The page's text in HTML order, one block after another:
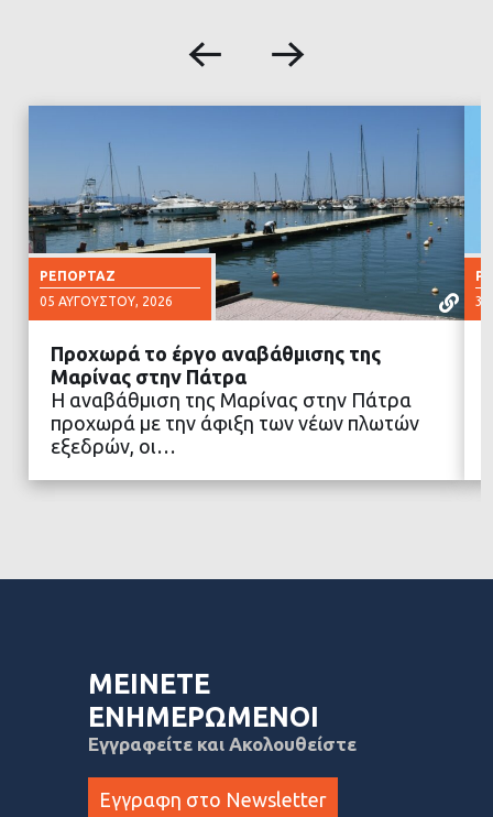
ΡΕΠΟΡΤΆΖ
05 ΑΥΓΟΎΣΤΟΥ, 2026
ΔΙΑΒΑΣΤΕ ΠΕΡΙΣΣΟΤΕΡΑ
Προχωρά το έργο αναβάθμισης της
Μαρίνας στην Πάτρα
Η αναβάθμιση της Μαρίνας στην Πάτρα
προχωρά με την άφιξη των νέων πλωτών
εξεδρών, οι…
30
ΜΕΙΝΕΤΕ
ΕΝΗΜΕΡΩΜΕΝΟΙ
Εγγραφείτε και Ακολουθείστε
Εγγραφη στο Newsletter